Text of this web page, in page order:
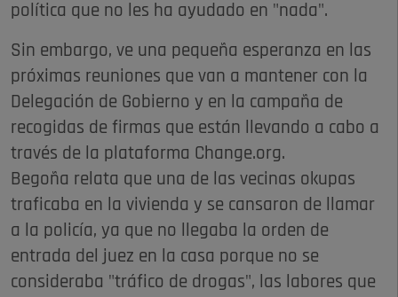
política que no les ha ayudado en "nada".
Sin embargo, ve una pequeña esperanza en las
próximas reuniones que van a mantener con la
Delegación de Gobierno y en la campaña de
recogidas de firmas que están llevando a cabo a
través de la plataforma Change.org.
Begoña relata que una de las vecinas okupas
traficaba en la vivienda y se cansaron de llamar
a la policía, ya que no llegaba la orden de
entrada del juez en la casa porque no se
consideraba "tráfico de drogas", las labores que